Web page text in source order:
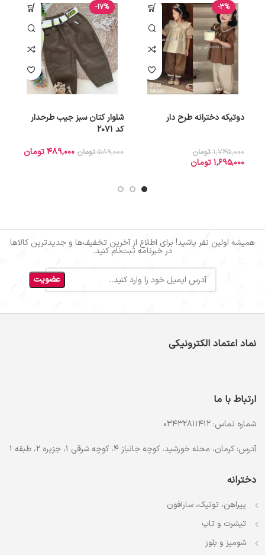
-3%
دوتیکه دخترانه طرح دار
1,745,000 تومان
1,695,000تومان
-17%
شلوار کتان سبز جیب طرحدار
کد 2071
589,000 تومان 489,000تومان
همیشه اولین نفر باشید! برای اطلاع از آخرین تخفیف‌ها و جدیدترین کالاها
در خبرنامه ثبت‌نام کنید.
نماد اعتماد الکترونیکی
ارتباط با ما
شماره تماس: 03432811412
آدرس: کرمان، محله خورشید، کوچه جانباز 4، کوچه شرقی 1، جزیره 2، طبقه 1
دخترانه
پیراهن، تونیک، سارافون
تیشرت و تاپ
شومیز و بلوز